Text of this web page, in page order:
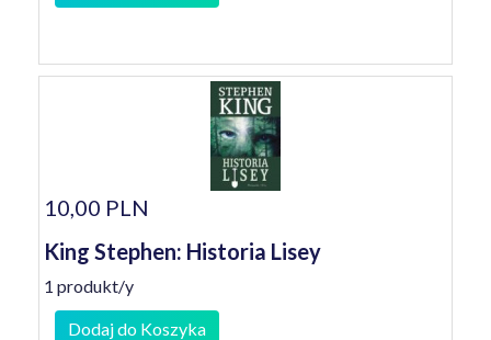
10,00 PLN
King Stephen: Historia Lisey
1 produkt/y
Dodaj do Koszyka